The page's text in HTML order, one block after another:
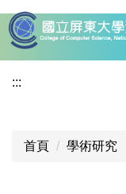
跳
到
主
內
:::
首頁 學術研究